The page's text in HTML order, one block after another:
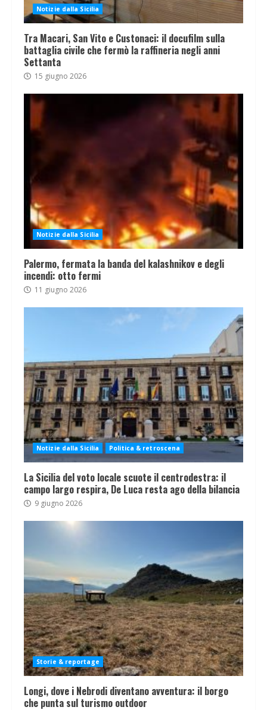
Notizie dalla Sicilia
Tra Macari, San Vito e Custonaci: il docufilm sulla
battaglia civile che fermò la raffineria negli anni
Settanta
15 giugno 2026
Notizie dalla Sicilia
Palermo, fermata la banda del kalashnikov e degli
incendi: otto fermi
11 giugno 2026
Notizie dalla Sicilia Politica & retroscena
La Sicilia del voto locale scuote il centrodestra: il
campo largo respira, De Luca resta ago della bilancia
9 giugno 2026
Storie & reportage
Longi, dove i Nebrodi diventano avventura: il borgo
che punta sul turismo outdoor